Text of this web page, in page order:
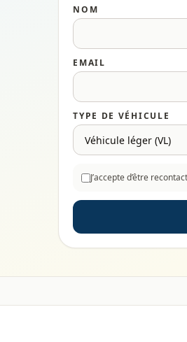
NOM
EMAIL
TYPE DE VÉHICULE
J’accepte d’être